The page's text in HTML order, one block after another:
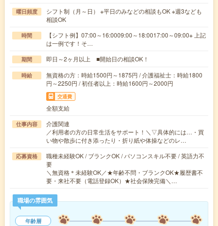
曜日頻度
シフト制（月～日） ※平日のみなどの相談もOK ※週3なども
相談OK
時間
【シフト例】07:00～16:0009:00～18:0017:00～09:00※ 上記
は一例です！そ…
期間 即日～2ヶ月以上 ■開始日の相談OK！
時給
無資格の方：時給1500円～1875円 / 介護福祉士：時給1800
円～2250円 / 初任者以上：時給1600円～2000円
交通費
全額支給
仕事内容
介護関連
／利用者の方の日常生活をサポート！＼▽具体的には…・買
い物や散歩に付き添ったり・折り紙や体操などのレ…
応募資格
職種未経験OK / ブランクOK / パソコンスキル不要 / 英語力不
要
＼無資格＊未経験OK／★年齢不問・ブランクOK★履歴書不
要・来社不要（電話登録OK）★社会保険完備＼…
職場の雰囲気
年齢層